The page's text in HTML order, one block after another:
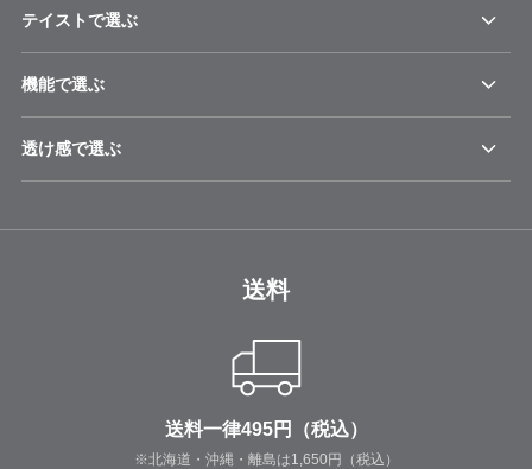
テイストで選ぶ
機能で選ぶ
透け感で選ぶ
送料
送料一律495円（税込）
※北海道・沖縄・離島は1,650円（税込）